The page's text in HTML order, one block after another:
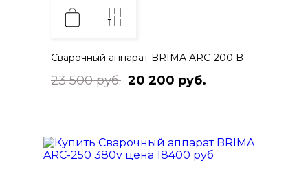
Сварочный аппарат BRIMA ARC-200 B
23 500 руб. 20 200 руб.